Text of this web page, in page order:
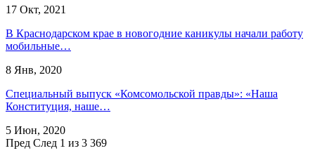
17 Окт, 2021
В Краснодарском крае в новогодние каникулы начали работу
мобильные…
8 Янв, 2020
Специальный выпуск «Комсомольской правды»: «Наша
Конституция, наше…
5 Июн, 2020
Пред След 1 из 3 369